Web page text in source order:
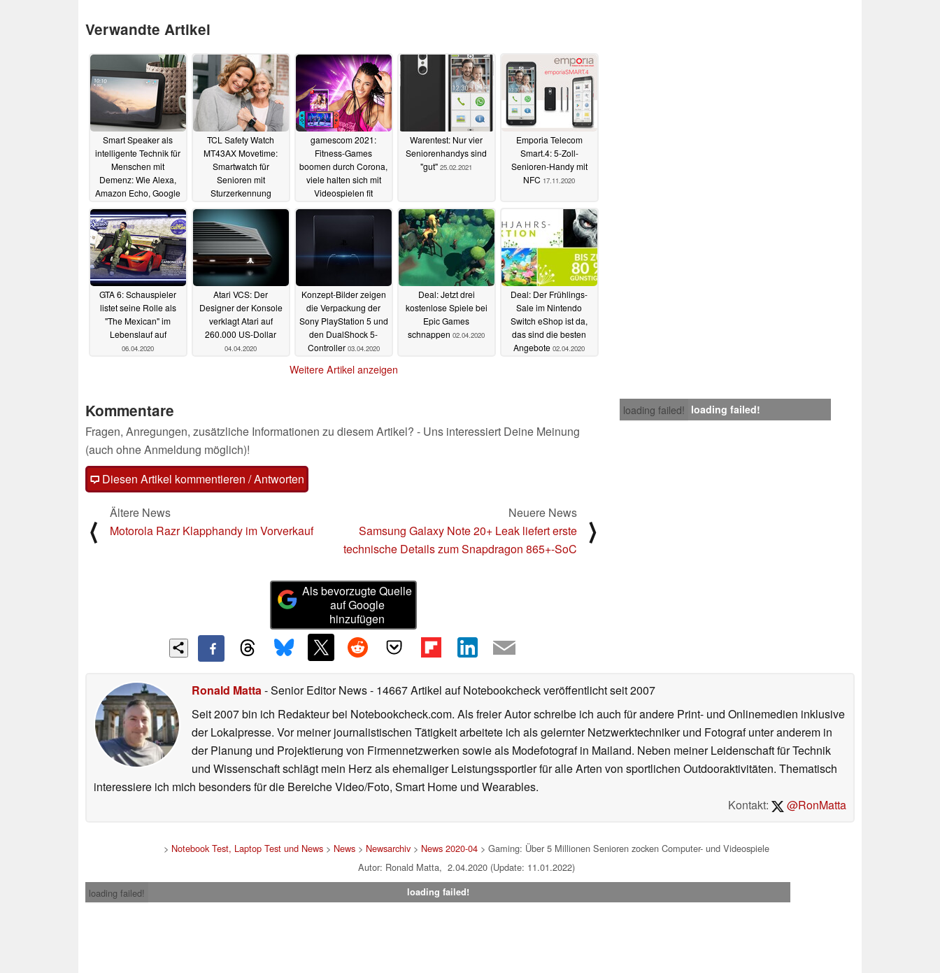
Verwandte Artikel
Smart Speaker als
intelligente Technik für
Menschen mit
Demenz: Wie Alexa,
Amazon Echo, Google
HomePod helfen
können02.02.2024
TCL Safety Watch
MT43AX Movetime:
Smartwatch für
Senioren mit
Sturzerkennung
02.12.2021
gamescom 2021:
Fitness-Games
boomen durch Corona,
viele halten sich mit
Videospielen fit
27.08.2021
Warentest: Nur vier
Seniorenhandys sind
"gut" 25.02.2021
Emporia Telecom
Smart.4: 5-Zoll-
Senioren-Handy mit
NFC 17.11.2020
GTA 6: Schauspieler
listet seine Rolle als
"The Mexican" im
Lebenslauf auf
06.04.2020
Atari VCS: Der
Designer der Konsole
verklagt Atari auf
260.000 US-Dollar
04.04.2020
Konzept-Bilder zeigen
die Verpackung der
Sony PlayStation 5 und
den DualShock 5-
Controller 03.04.2020
Deal: Jetzt drei
kostenlose Spiele bei
Epic Games
schnappen 02.04.2020
Deal: Der Frühlings-
Sale im Nintendo
Switch eShop ist da,
das sind die besten
Angebote 02.04.2020
Weitere Artikel anzeigen
loading failed! loading failed!
Kommentare
Fragen, Anregungen, zusätzliche Informationen zu diesem Artikel? - Uns interessiert Deine Meinung
(auch ohne Anmeldung möglich)!
Diesen Artikel kommentieren / Antworten
⟨
Ältere News
Motorola Razr Klapphandy im Vorverkauf
Neuere News
Samsung Galaxy Note 20+ Leak liefert erste
technische Details zum Snapdragon 865+-SoC
⟩
Als bevorzugte Quelle
auf Google
hinzufügen
Ronald Matta- Senior Editor News- 14667 Artikel auf Notebookcheck veröffentlichtseit 2007
Seit 2007 bin ich Redakteur bei Notebookcheck.com. Als freier Autor schreibe ich auch für andere Print- und Onlinemedien inklusive
der Lokalpresse. Vor meiner journalistischen Tätigkeit arbeitete ich als gelernter Netzwerktechniker und Fotograf unter anderem in
der Planung und Projektierung von Firmennetzwerken sowie als Modefotograf in Mailand. Neben meiner Leidenschaft für Technik
und Wissenschaft schlägt mein Herz als ehemaliger Leistungssportler für alle Arten von sportlichen Outdooraktivitäten. Thematisch
interessiere ich mich besonders für die Bereiche Video/Foto, Smart Home und Wearables.
Kontakt:
@RonMatta
> Notebook Test, Laptop Test und News > News > Newsarchiv > News 2020-04 > Gaming: Über 5 Millionen Senioren zocken Computer- und Videospiele
Autor: Ronald Matta, 2.04.2020 (Update: 11.01.2022)
loading failed!
loading failed!